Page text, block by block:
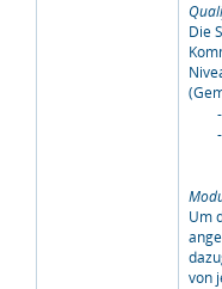
Die
Um
von